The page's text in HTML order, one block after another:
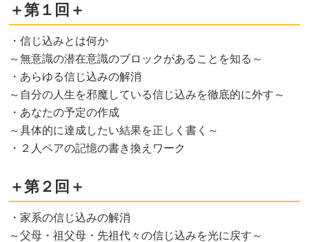
＋第１回＋
・信じ込みとは何か
～無意識の潜在意識のブロックがあることを知る～
・あらゆる信じ込みの解消
～自分の人生を邪魔している信じ込みを徹底的に外す～
・あなたの予定の作成
～具体的に達成したい結果を正しく書く～
・２人ペアの記憶の書き換えワーク
＋第２回＋
・家系の信じ込みの解消
～父母・祖父母・先祖代々の信じ込みを光に戻す～